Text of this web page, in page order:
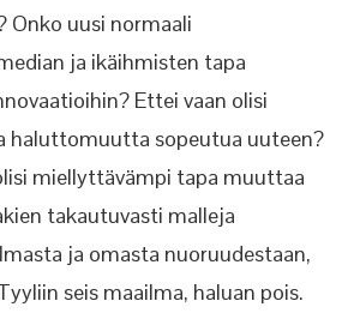
Onko uusi normaali
ja ikäihmisten tapa
Ettei vaan olisi
haluttomuutta sopeutua uuteen?
miellyttävämpi tapa muuttaa
takautuvasti malleja
ja omasta nuoruudestaan,
seis maailma, haluan pois.